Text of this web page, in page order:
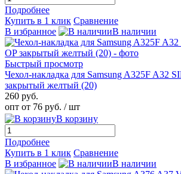
Подробнее
Купить в 1 клик Сравнение
В избранное
В наличии
Быстрый просмотр
Чехол-накладка для Samsung A325F A32
закрытый желтый (20)
260 руб.
опт от 76 руб. / шт
В корзину
Подробнее
Купить в 1 клик Сравнение
В избранное
В наличии